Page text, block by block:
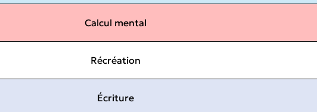
Calcul mental
Récréation
Écriture